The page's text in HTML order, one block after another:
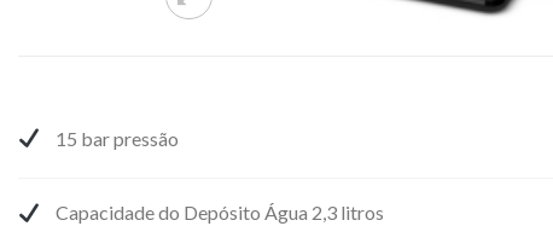
15 bar pressão
Capacidade do Depósito Água 2,3 litros